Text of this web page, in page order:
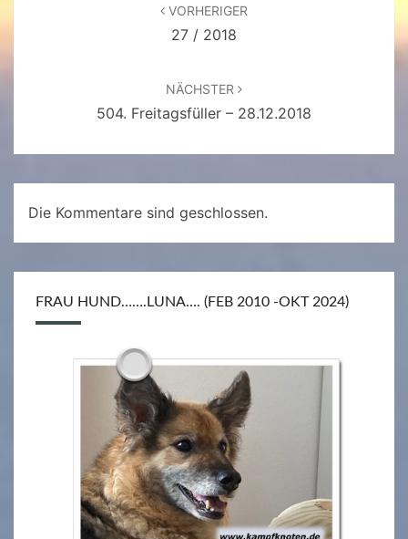
VORHERIGER
27 / 2018
NÄCHSTER
504. Freitagsfüller – 28.12.2018
Die Kommentare sind geschlossen.
FRAU HUND…….LUNA…. (FEB 2010 -OKT 2024)